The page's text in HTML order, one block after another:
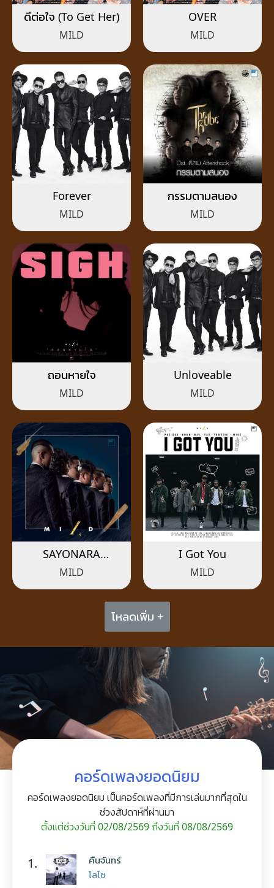
ดีต่อใจ (To Get Her)
MILD
OVER
MILD
Forever
MILD
กรรมตามสนอง
MILD
ถอนหายใจ
MILD
Unloveable
MILD
SAYONARA
(ซาโยนาระ)
MILD
I Got You
MILD
โหลดเพิ่ม +
คอร์ดเพลงยอดนิยม
คอร์ดเพลงยอดนิยม เป็นคอร์ดเพลงที่มีการเล่นมากที่สุดใน
ช่วงสัปดาห์ที่ผ่านมา
ตั้งแต่ช่วงวันที่ 02/08/2569 ถึงวันที่ 08/08/2569
1. คืนจันทร์
โลโซ